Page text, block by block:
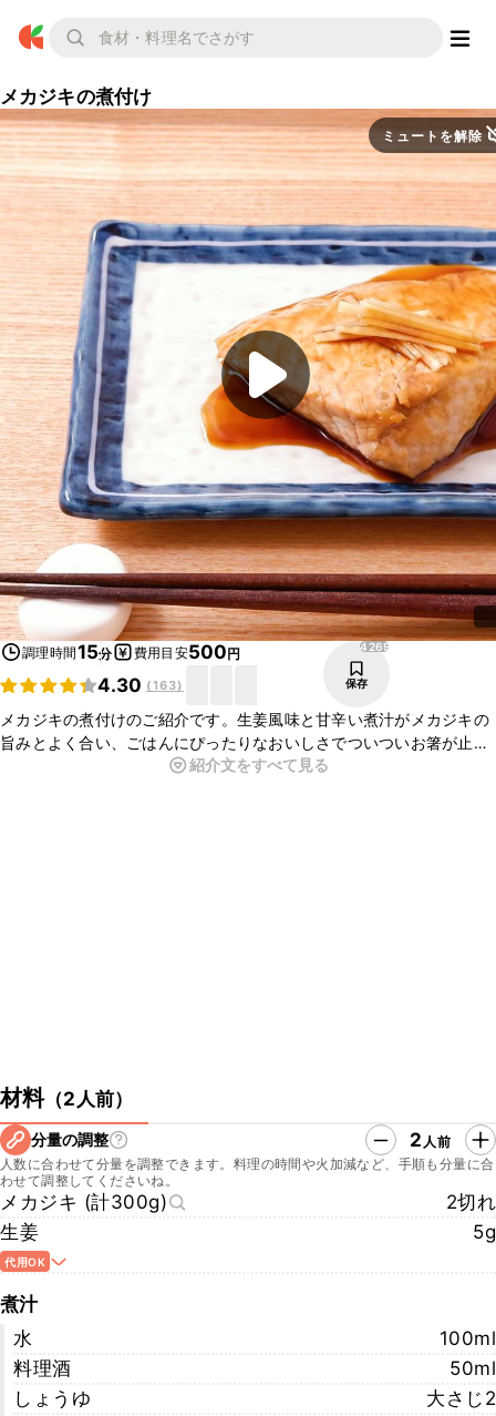
メカジキの煮付け
ミュートを解除
調理時間15分 費用目安500円
4.30 (163)
4269
保存
メカジキの煮付けのご紹介です。生姜風味と甘辛い煮汁がメカジキの
旨みとよく合い、ごはんにぴったりなおいしさでついついお箸が止ま
らなくなりますよ。ぜひお試しくださいね。
紹介文をすべて見る
材料（2人前）
分量の調整 2 人前
人数に合わせて分量を調整できます。料理の時間や火加減など、手順も分量に合
わせて調整してくださいね。
メカジキ (計300g)
2切れ
生姜
5g
代用OK
煮汁
水
100ml
料理酒
50ml
しょうゆ
大さじ2